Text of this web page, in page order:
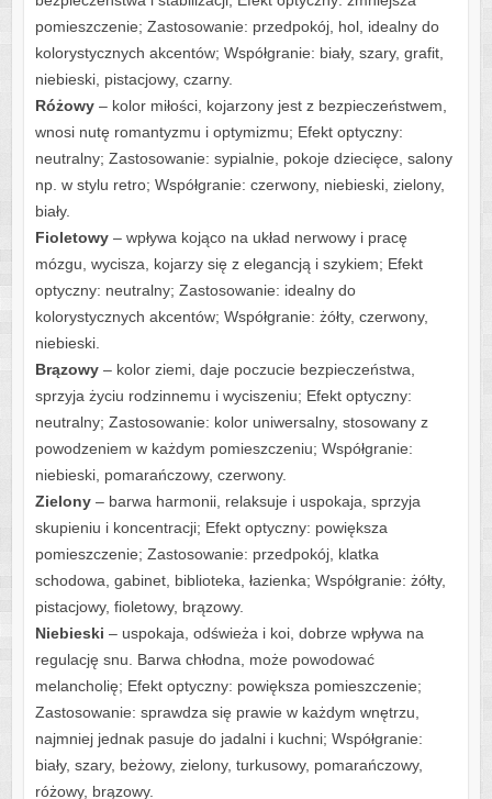
pomieszczenie; Zastosowanie: przedpokój, hol, idealny do
kolorystycznych akcentów; Współgranie: biały, szary, grafit,
niebieski, pistacjowy, czarny.
Różowy– kolor miłości, kojarzony jest z bezpieczeństwem,
wnosi nutę romantyzmu i optymizmu; Efekt optyczny:
neutralny; Zastosowanie: sypialnie, pokoje dziecięce, salony
np. w stylu retro; Współgranie: czerwony, niebieski, zielony,
biały.
Fioletowy– wpływa kojąco na układ nerwowy i pracę
mózgu, wycisza, kojarzy się z elegancją i szykiem; Efekt
optyczny: neutralny; Zastosowanie: idealny do
kolorystycznych akcentów; Współgranie: żółty, czerwony,
niebieski.
Brązowy– kolor ziemi, daje poczucie bezpieczeństwa,
sprzyja życiu rodzinnemu i wyciszeniu; Efekt optyczny:
neutralny; Zastosowanie: kolor uniwersalny, stosowany z
powodzeniem w każdym pomieszczeniu; Współgranie:
niebieski, pomarańczowy, czerwony.
Zielony– barwa harmonii, relaksuje i uspokaja, sprzyja
skupieniu i koncentracji; Efekt optyczny: powiększa
pomieszczenie; Zastosowanie: przedpokój, klatka
schodowa, gabinet, biblioteka, łazienka; Współgranie: żółty,
pistacjowy, fioletowy, brązowy.
Niebieski – uspokaja, odświeża i koi, dobrze wpływa na
regulację snu. Barwa chłodna, może powodować
melancholię; Efekt optyczny: powiększa pomieszczenie;
Zastosowanie: sprawdza się prawie w każdym wnętrzu,
najmniej jednak pasuje do jadalni i kuchni; Współgranie:
biały, szary, beżowy, zielony, turkusowy, pomarańczowy,
różowy, brązowy.